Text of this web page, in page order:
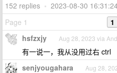
152 replies • 2023-08-30
Page 1
1
hsfzxjy Aug 28, 2023 via
有一说一，我从没用过右 ctrl
senjyougahara Aug 28,